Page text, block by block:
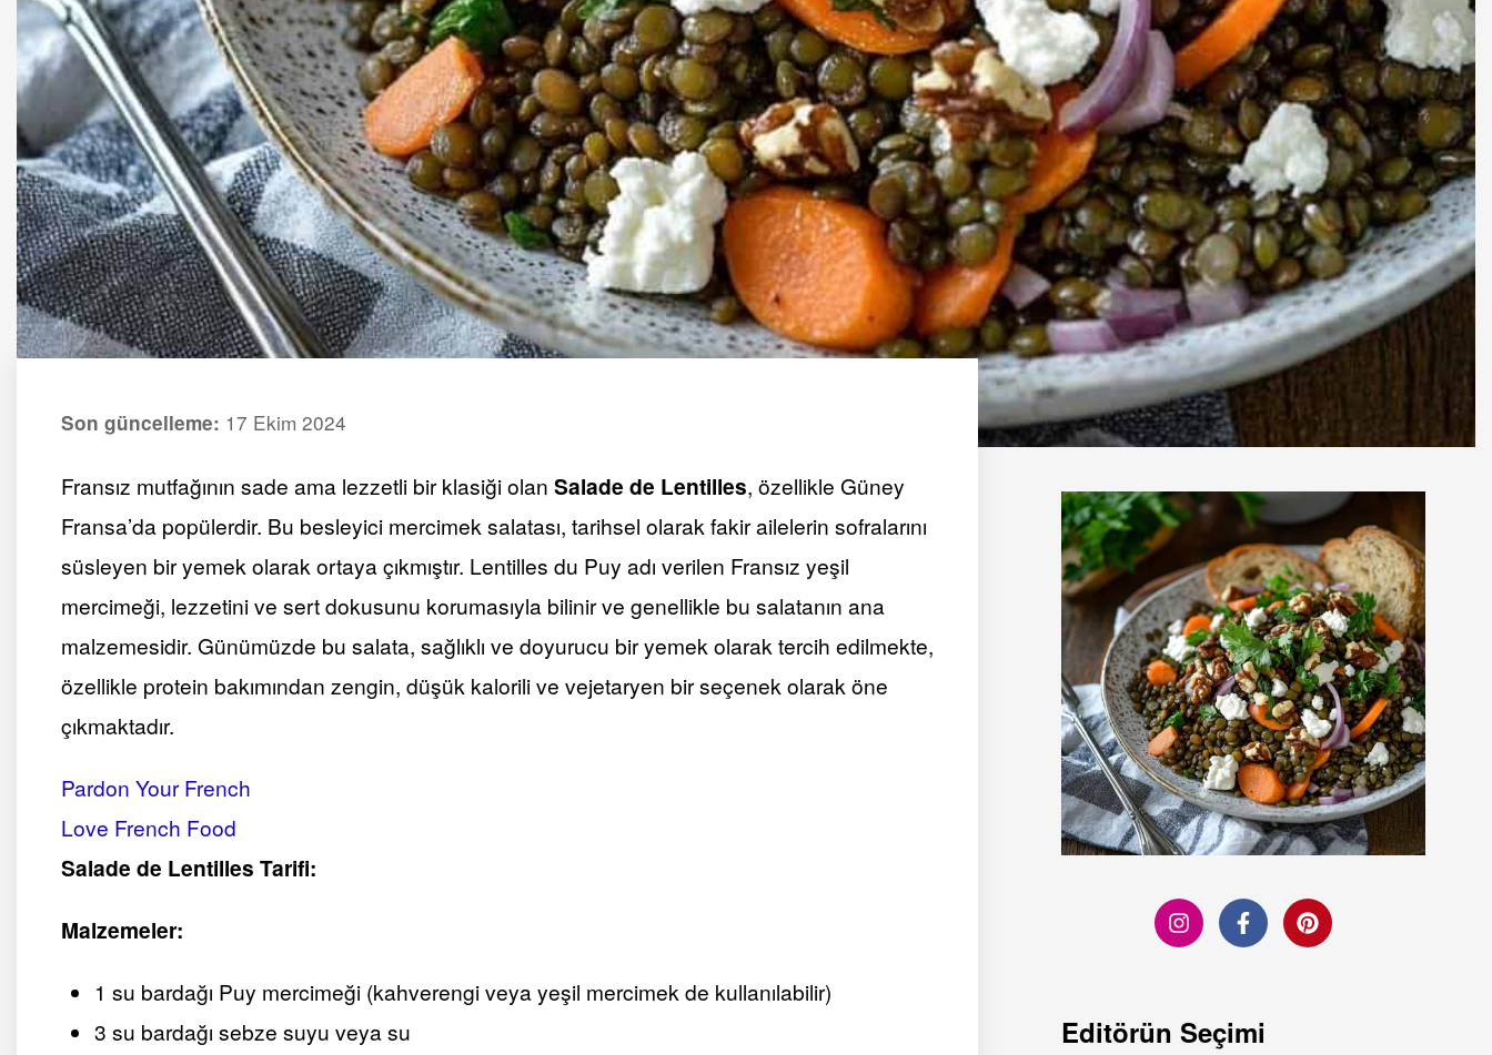
Son güncelleme: 17 Ekim 2024
Fransız mutfağının sade ama lezzetli bir klasiği olan Salade de Lentilles, özellikle Güney
Fransa’da popülerdir. Bu besleyici mercimek salatası, tarihsel olarak fakir ailelerin sofralarını
süsleyen bir yemek olarak ortaya çıkmıştır. Lentilles du Puy adı verilen Fransız yeşil
mercimeği, lezzetini ve sert dokusunu korumasıyla bilinir ve genellikle bu salatanın ana
malzemesidir. Günümüzde bu salata, sağlıklı ve doyurucu bir yemek olarak tercih edilmekte,
özellikle protein bakımından zengin, düşük kalorili ve vejetaryen bir seçenek olarak öne
çıkmaktadır​.
Pardon Your French
Love French Food
Salade de Lentilles Tarifi:
Malzemeler:
1 su bardağı Puy mercimeği (kahverengi veya yeşil mercimek de kullanılabilir)
3 su bardağı sebze suyu veya su
Editörün Seçimi